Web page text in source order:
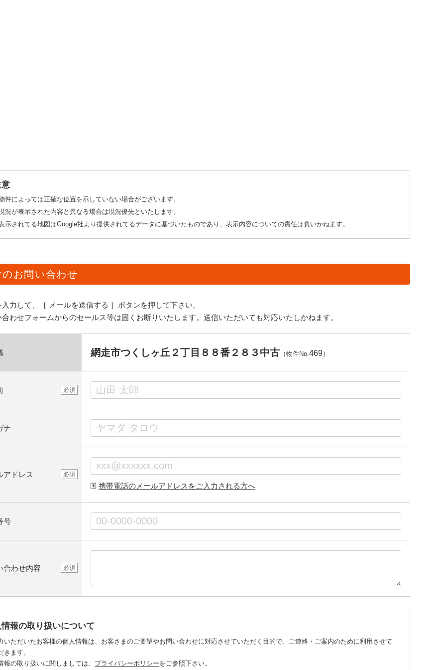
件によっては正確な位置を示していない場合がございます。
況が表示された内容と異なる場合は現況優先といたします。
示されてる地図はGoogle社より提供されてるデータに基づいたものであり、表示内容についての責任は負いかねます。
のお問い合わせ
力して、［ メールを送信する ］ボタンを押して下さい。
わせフォームからのセールス等は固くお断りいたします。送信いただいても対応いたしかねます。
網走市つくしヶ丘２丁目８８番２８３中古 （物件No.469）
必須
ナ
アドレス 必須
携帯電話のメールアドレスをご入力される方へ
号
合わせ内容 必須
報の取り扱いについて
いただいたお客様の個人情報は、お客さまのご要望やお問い合わせに対応させていただく目的で、ご連絡・ご案内のために利用させて
きます。
報の取り扱いに関しましては、 プライバシーポリシーをご参照下さい。